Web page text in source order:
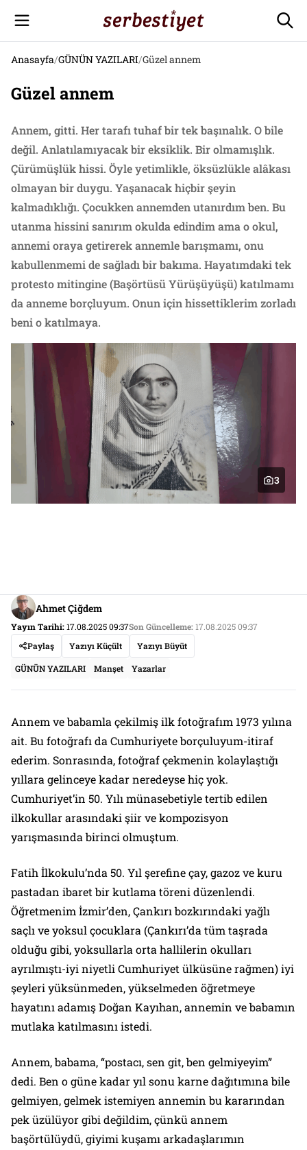
Anasayfa/GÜNÜN YAZILARI/Güzel annem
Güzel annem
Annem, gitti. Her tarafı tuhaf bir tek başınalık. O bile
değil. Anlatılamıyacak bir eksiklik. Bir olmamışlık.
Çürümüşlük hissi. Öyle yetimlikle, öksüzlükle alâkası
olmayan bir duygu. Yaşanacak hiçbir şeyin
kalmadıklığı. Çocukken annemden utanırdım ben. Bu
utanma hissini sanırım okulda edindim ama o okul,
annemi oraya getirerek annemle barışmamı, onu
kabullenmemi de sağladı bir bakıma. Hayatımdaki tek
protesto mitingine (Başörtüsü Yürüşüyüşü) katılmamı
da anneme borçluyum. Onun için hissettiklerim zorladı
beni o katılmaya.
3
Ahmet Çiğdem
Yayın Tarihi:17.08.2025 09:37Son Güncelleme:17.08.2025 09:37
Paylaş
Yazıyı Küçült Yazıyı Büyüt
GÜNÜN YAZILARI Manşet Yazarlar
Annem ve babamla çekilmiş ilk fotoğrafım 1973 yılına
ait. Bu fotoğrafı da Cumhuriyete borçuluyum-itiraf
ederim. Sonrasında, fotoğraf çekmenin kolaylaştığı
yıllara gelinceye kadar neredeyse hiç yok.
Cumhuriyet’in 50. Yılı münasebetiyle tertib edilen
ilkokullar arasındaki şiir ve kompozisyon
yarışmasında birinci olmuştum.
Fatih İlkokulu’nda 50. Yıl şerefine çay, gazoz ve kuru
pastadan ibaret bir kutlama töreni düzenlendi.
Öğretmenim İzmir’den, Çankırı bozkırındaki yağlı
saçlı ve yoksul çocuklara (Çankırı’da tüm taşrada
olduğu gibi, yoksullarla orta hallilerin okulları
ayrılmıştı-iyi niyetli Cumhuriyet ülküsüne rağmen) iyi
şeyleri yüksünmeden, yükselmeden öğretmeye
hayatını adamış Doğan Kayıhan, annemin ve babamın
mutlaka katılmasını istedi.
Annem, babama, “postacı, sen git, ben gelmiyeyim”
dedi. Ben o güne kadar yıl sonu karne dağıtımına bile
gelmiyen, gelmek istemiyen annemin bu kararından
pek üzülüyor gibi değildim, çünkü annem
başörtülüydü, giyimi kuşamı arkadaşlarımın